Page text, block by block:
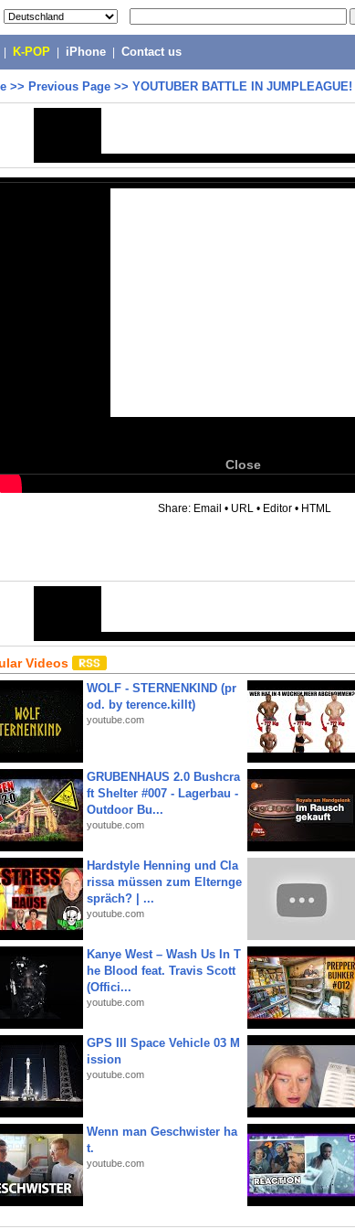
K-POP iPhone Contact us
>> Previous Page >> YOUTUBER BATTLE IN
Close
Share: Email • URL • Editor • HTML
Videos
WOLF - STERNENKIND (pr
od. by terence.killt)
youtube.com
GRUBENHAUS 2.0 Bushcra
ft Shelter #007 - Lagerbau -
Outdoor Bu...
youtube.com
Hardstyle Henning und Cla
rissa müssen zum Elternge
spräch? | ...
youtube.com
Kanye West – Wash Us In T
he Blood feat. Travis Scott
(Offici...
youtube.com
GPS III Space Vehicle 03 M
ission
youtube.com
Wenn man Geschwister ha
t.
youtube.com